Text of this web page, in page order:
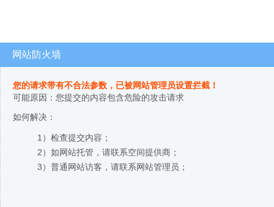
网站防火墙
您的请求带有不合法参数，已被网站管理员设置拦截！
可能原因：您提交的内容包含危险的攻击请求
如何解决：
1）检查提交内容；
2）如网站托管，请联系空间提供商；
3）普通网站访客，请联系网站管理员；